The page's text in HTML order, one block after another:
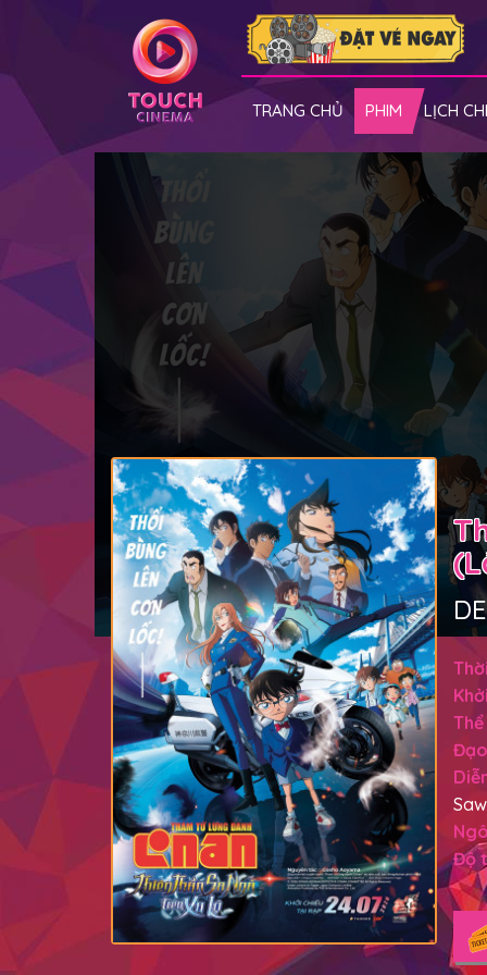
TRANG CHỦ PHIM LỊCH
Độ